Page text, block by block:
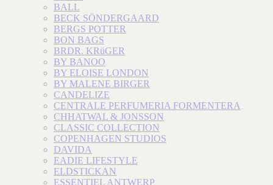
BALL
BECK SÖNDERGAARD
BERGS POTTER
BON BAGS
BRDR. KRüGER
BY BANOO
BY ELOISE LONDON
BY MALENE BIRGER
CANDELIZE
CENTRALE PERFUMERIA FORMENTERA
CHHATWAL & JONSSON
CLASSIC COLLECTION
COPENHAGEN STUDIOS
DAVIDA
EADIE LIFESTYLE
ELDSTICKAN
ESSENTIEL ANTWERP